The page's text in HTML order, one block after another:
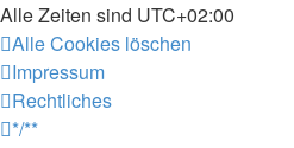
Alle Zeiten sind UTC+02:00
Alle Cookies löschen
Impressum
Rechtliches
*/**